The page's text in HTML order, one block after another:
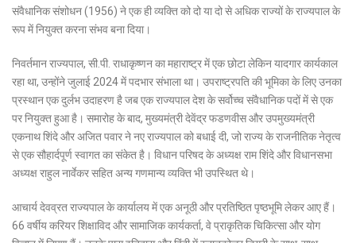
संवैधानिक संशोधन (1956) ने एक ही व्यक्ति को दो या दो से अधिक राज्यों के राज्यपाल के
रूप में नियुक्त करना संभव बना दिया।
निवर्तमान राज्यपाल, सी.पी. राधाकृष्णन का महाराष्ट्र में एक छोटा लेकिन यादगार कार्यकाल
रहा था, उन्होंने जुलाई 2024 में पदभार संभाला था। उपराष्ट्रपति की भूमिका के लिए उनका
प्रस्थान एक दुर्लभ उदाहरण है जब एक राज्यपाल देश के सर्वोच्च संवैधानिक पदों में से एक
पर नियुक्त हुआ है। समारोह के बाद, मुख्यमंत्री देवेंद्र फडणवीस और उपमुख्यमंत्री
एकनाथ शिंदे और अजित पवार ने नए राज्यपाल को बधाई दी, जो राज्य के राजनीतिक नेतृत्व
से एक सौहार्दपूर्ण स्वागत का संकेत है। विधान परिषद के अध्यक्ष राम शिंदे और विधानसभा
अध्यक्ष राहुल नार्वेकर सहित अन्य गणमान्य व्यक्ति भी उपस्थित थे।
आचार्य देवव्रत राज्यपाल के कार्यालय में एक अनूठी और प्रतिष्ठित पृष्ठभूमि लेकर आए हैं।
66 वर्षीय करियर शिक्षाविद और सामाजिक कार्यकर्ता, वे प्राकृतिक चिकित्सा और योग